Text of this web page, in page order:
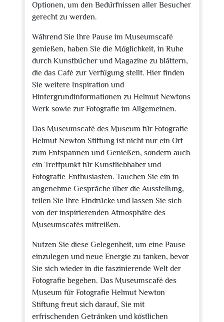
Optionen, um den Bedürfnissen aller Besucher
gerecht zu werden.
Während Sie Ihre Pause im Museumscafé
genießen, haben Sie die Möglichkeit, in Ruhe
durch Kunstbücher und Magazine zu blättern,
die das Café zur Verfügung stellt. Hier finden
Sie weitere Inspiration und
Hintergrundinformationen zu Helmut Newtons
Werk sowie zur Fotografie im Allgemeinen.
Das Museumscafé des Museum für Fotografie
Helmut Newton Stiftung ist nicht nur ein Ort
zum Entspannen und Genießen, sondern auch
ein Treffpunkt für Kunstliebhaber und
Fotografie-Enthusiasten. Tauchen Sie ein in
angenehme Gespräche über die Ausstellung,
teilen Sie Ihre Eindrücke und lassen Sie sich
von der inspirierenden Atmosphäre des
Museumscafés mitreißen.
Nutzen Sie diese Gelegenheit, um eine Pause
einzulegen und neue Energie zu tanken, bevor
Sie sich wieder in die faszinierende Welt der
Fotografie begeben. Das Museumscafé des
Museum für Fotografie Helmut Newton
Stiftung freut sich darauf, Sie mit
erfrischenden Getränken und köstlichen